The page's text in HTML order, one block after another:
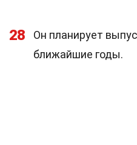
28
Он планирует
ближайшие годы.